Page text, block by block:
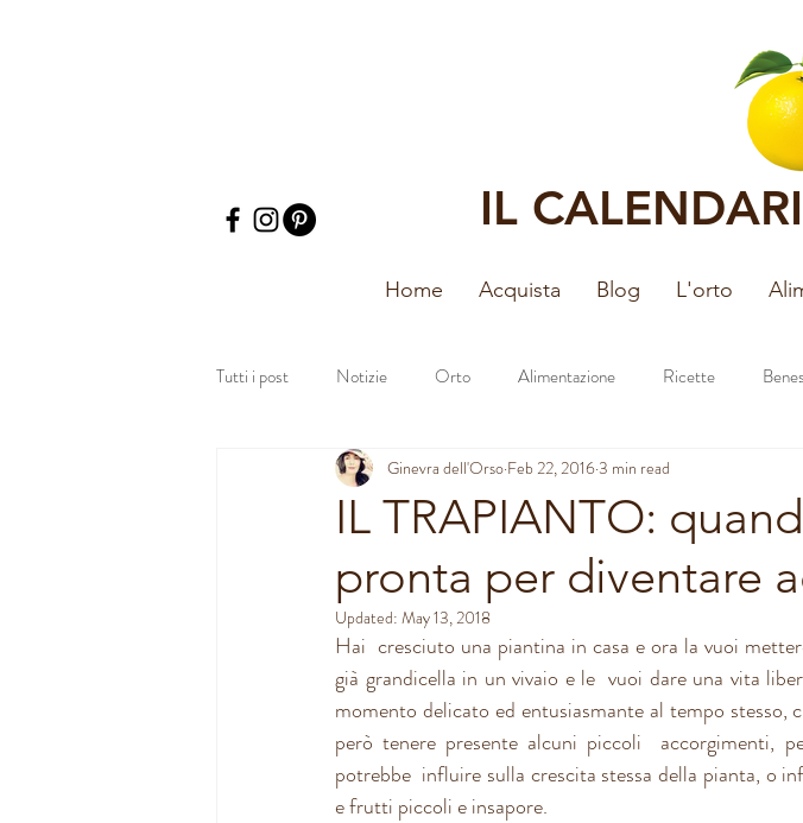
IL
Home Acquista Blog L'orto
Tutti i post Notizie Orto Alimentazione Ricette
IL TRAPIANTO:
pronta per diventare
Ginevra dell'Orso Feb 22, 20163 min read
Updated: May 13, 2018
Hai  cresciuto una piantina in casa e ora la vuoi
già grandicella in un vivaio e le  vuoi dare una vita
momento delicato ed entusiasmante al tempo
però tenere presente alcuni piccoli  accorgimenti,
potrebbe  influire sulla crescita stessa della pianta, o
e frutti piccoli e insapore.